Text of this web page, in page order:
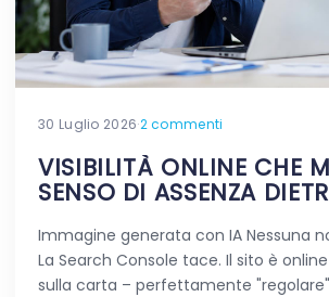
30 Luglio 2026·2 commenti
VISIBILITÀ ONLINE CHE
SENSO DI ASSENZA
Immagine generata con IA Nessuna
La Search Console tace. Il sito è
sulla carta – perfettamente